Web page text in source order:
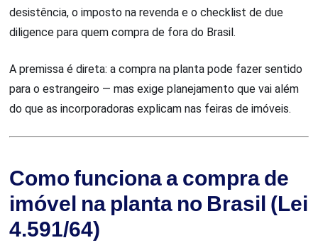
desistência, o imposto na revenda e o checklist de due
diligence para quem compra de fora do Brasil.
A premissa é direta: a compra na planta pode fazer sentido
para o estrangeiro — mas exige planejamento que vai além
do que as incorporadoras explicam nas feiras de imóveis.
Como funciona a compra de
imóvel na planta no Brasil (Lei
4.591/64)